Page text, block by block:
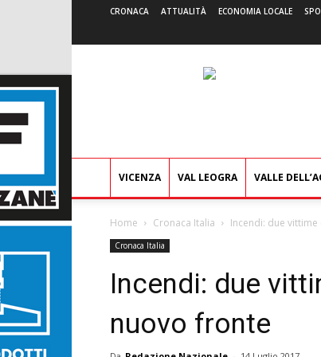
CRONACA ATTUALITÀ ECONOMIA LOCALE
VICENZA VAL LEOGRA VALLE
Home Cronaca Italia Incendi: due
Cronaca Italia
Incendi: due
nuovo fronte